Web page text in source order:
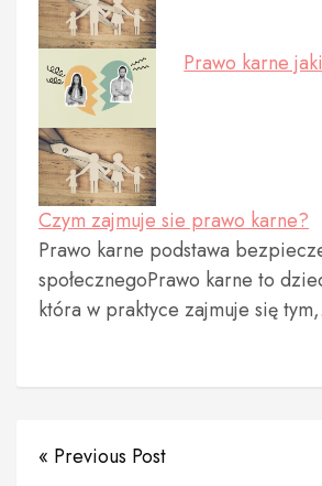
Prawo karne
Czym zajmuje sie prawo karne?
Prawo karne podstawa
społecznegoPrawo karne to
która w praktyce zajmuje się
« Previous Post